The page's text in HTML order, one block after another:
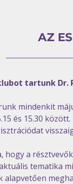
AZ
tartunk Dr.
mindenkit
és 15.30 között.
a
tematika
alapvetően